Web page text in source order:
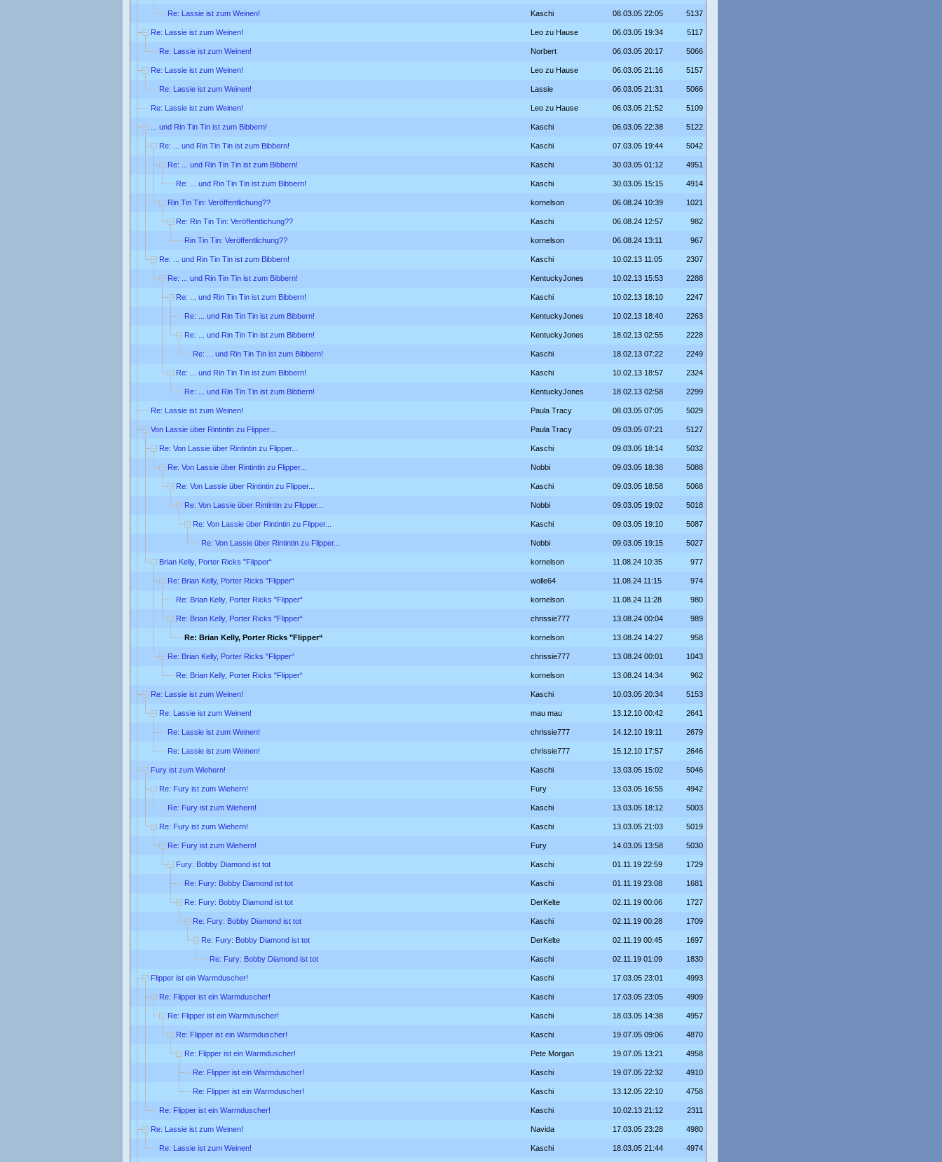
Re: Lassie ist zum Weinen! Kaschi 08.03.05 22:05 5137
Re: Lassie ist zum Weinen! Leo zu Hause 06.03.05 19:34 5117
Re: Lassie ist zum Weinen! Norbert 06.03.05 20:17 5066
Re: Lassie ist zum Weinen! Leo zu Hause 06.03.05 21:16 5157
Re: Lassie ist zum Weinen! Lassie 06.03.05 21:31 5066
Re: Lassie ist zum Weinen! Leo zu Hause 06.03.05 21:52 5109
... und Rin Tin Tin ist zum Bibbern! Kaschi 06.03.05 22:38 5122
Re: ... und Rin Tin Tin ist zum Bibbern! Kaschi 07.03.05 19:44 5042
Re: ... und Rin Tin Tin ist zum Bibbern! Kaschi 30.03.05 01:12 4951
Re: ... und Rin Tin Tin ist zum Bibbern! Kaschi 30.03.05 15:15 4914
Rin Tin Tin: Veröffentlichung?? kornelson 06.08.24 10:39 1021
Re: Rin Tin Tin: Veröffentlichung?? Kaschi 06.08.24 12:57 982
Rin Tin Tin: Veröffentlichung?? kornelson 06.08.24 13:11 967
Re: ... und Rin Tin Tin ist zum Bibbern! Kaschi 10.02.13 11:05 2307
Re: ... und Rin Tin Tin ist zum Bibbern! KentuckyJones 10.02.13 15:53 2288
Re: ... und Rin Tin Tin ist zum Bibbern! Kaschi 10.02.13 18:10 2247
Re: ... und Rin Tin Tin ist zum Bibbern! KentuckyJones 10.02.13 18:40 2263
Re: ... und Rin Tin Tin ist zum Bibbern! KentuckyJones 18.02.13 02:55 2228
Re: ... und Rin Tin Tin ist zum Bibbern! Kaschi 18.02.13 07:22 2249
Re: ... und Rin Tin Tin ist zum Bibbern! Kaschi 10.02.13 18:57 2324
Re: ... und Rin Tin Tin ist zum Bibbern! KentuckyJones 18.02.13 02:58 2299
Re: Lassie ist zum Weinen! Paula Tracy 08.03.05 07:05 5029
Von Lassie über Rintintin zu Flipper... Paula Tracy 09.03.05 07:21 5127
Re: Von Lassie über Rintintin zu Flipper... Kaschi 09.03.05 18:14 5032
Re: Von Lassie über Rintintin zu Flipper... Nobbi 09.03.05 18:38 5088
Re: Von Lassie über Rintintin zu Flipper... Kaschi 09.03.05 18:58 5068
Re: Von Lassie über Rintintin zu Flipper... Nobbi 09.03.05 19:02 5018
Re: Von Lassie über Rintintin zu Flipper... Kaschi 09.03.05 19:10 5087
Re: Von Lassie über Rintintin zu Flipper... Nobbi 09.03.05 19:15 5027
Brian Kelly, Porter Ricks "Flipper“ kornelson 11.08.24 10:35 977
Re: Brian Kelly, Porter Ricks "Flipper“ wolle64 11.08.24 11:15 974
Re: Brian Kelly, Porter Ricks "Flipper“ kornelson 11.08.24 11:28 980
Re: Brian Kelly, Porter Ricks "Flipper“ chrissie777 13.08.24 00:04 989
Re: Brian Kelly, Porter Ricks "Flipper“ kornelson 13.08.24 14:27 958
Re: Brian Kelly, Porter Ricks "Flipper“ chrissie777 13.08.24 00:01 1043
Re: Brian Kelly, Porter Ricks "Flipper“ kornelson 13.08.24 14:34 962
Re: Lassie ist zum Weinen! Kaschi 10.03.05 20:34 5153
Re: Lassie ist zum Weinen! mau mau 13.12.10 00:42 2641
Re: Lassie ist zum Weinen! chrissie777 14.12.10 19:11 2679
Re: Lassie ist zum Weinen! chrissie777 15.12.10 17:57 2646
Fury ist zum Wiehern! Kaschi 13.03.05 15:02 5046
Re: Fury ist zum Wiehern! Fury 13.03.05 16:55 4942
Re: Fury ist zum Wiehern! Kaschi 13.03.05 18:12 5003
Re: Fury ist zum Wiehern! Kaschi 13.03.05 21:03 5019
Re: Fury ist zum Wiehern! Fury 14.03.05 13:58 5030
Fury: Bobby Diamond ist tot Kaschi 01.11.19 22:59 1729
Re: Fury: Bobby Diamond ist tot Kaschi 01.11.19 23:08 1681
Re: Fury: Bobby Diamond ist tot DerKelte 02.11.19 00:06 1727
Re: Fury: Bobby Diamond ist tot Kaschi 02.11.19 00:28 1709
Re: Fury: Bobby Diamond ist tot DerKelte 02.11.19 00:45 1697
Re: Fury: Bobby Diamond ist tot Kaschi 02.11.19 01:09 1830
Flipper ist ein Warmduscher! Kaschi 17.03.05 23:01 4993
Re: Flipper ist ein Warmduscher! Kaschi 17.03.05 23:05 4909
Re: Flipper ist ein Warmduscher! Kaschi 18.03.05 14:38 4957
Re: Flipper ist ein Warmduscher! Kaschi 19.07.05 09:06 4870
Re: Flipper ist ein Warmduscher! Pete Morgan 19.07.05 13:21 4958
Re: Flipper ist ein Warmduscher! Kaschi 19.07.05 22:32 4910
Re: Flipper ist ein Warmduscher! Kaschi 13.12.05 22:10 4758
Re: Flipper ist ein Warmduscher! Kaschi 10.02.13 21:12 2311
Re: Lassie ist zum Weinen! Navida 17.03.05 23:28 4980
Re: Lassie ist zum Weinen! Kaschi 18.03.05 21:44 4974